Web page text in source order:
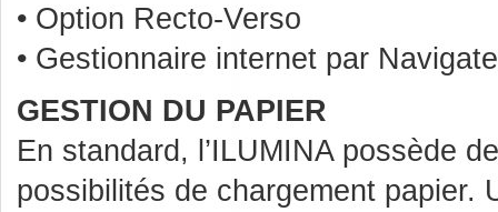
• Option Recto-Verso
• Gestionnaire internet par
GESTION DU PAPIER
En standard, l’ILUMINA possède
possibilités de chargement papier.